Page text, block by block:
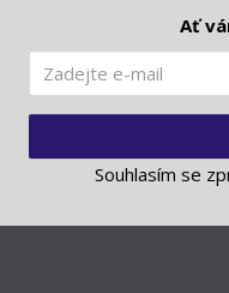
Ať
Souhlasím se